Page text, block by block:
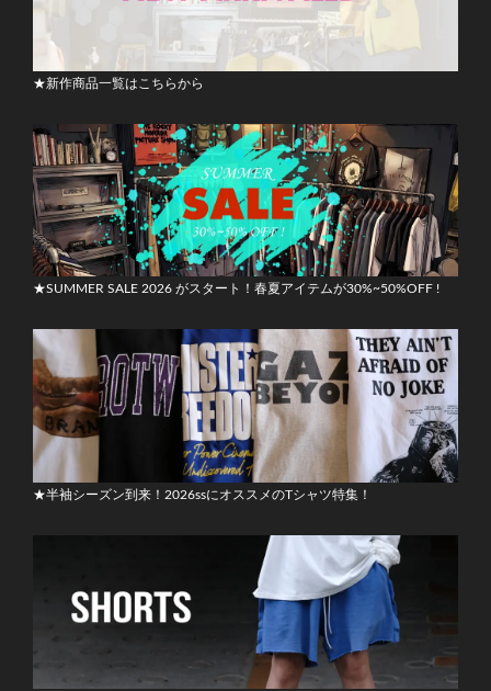
★新作商品一覧はこちらから
★SUMMER SALE 2026 がスタート！春夏アイテムが30%~50%OFF !
★半袖シーズン到来！2026ssにオススメのTシャツ特集！